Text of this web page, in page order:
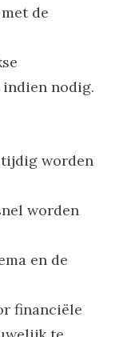
de
nodig.
worden
worden
en de
financiële